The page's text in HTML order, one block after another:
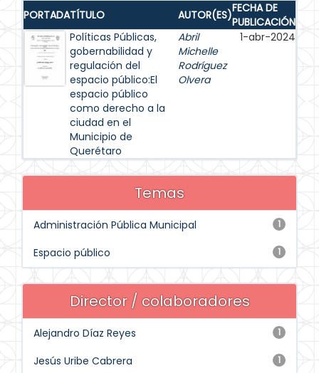
PORTADATÍTULO AUTOR(ES)FECHA DE
PUBLICACIÓN
Políticas Públicas,
gobernabilidad y
regulación del
espacio público:El
espacio público
como derecho a la
ciudad en el
Municipio de
Querétaro
Abril
Michelle
Rodríguez
Olvera
1-abr-2024
Temas
1
Administración Pública Municipal
1
Espacio público
Director / colaboradores
1
Alejandro Díaz Reyes
1
Jesús Uribe Cabrera